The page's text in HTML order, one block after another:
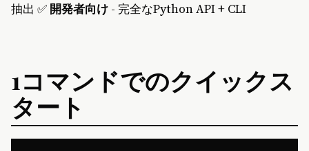
抽出 ✅ 開発者向け - 完全なPython API + CLI
1コマンドでのクイックス
タート